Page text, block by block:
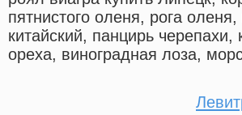
пятнистого оленя, рога
китайский, панцирь
ореха, виноградная лоза,